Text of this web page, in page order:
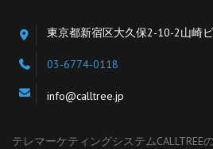
東京都新宿区大久保2-10-2山崎
03-6774-0118
info@calltree.jp
テレマーケティングシステムCALLTREE